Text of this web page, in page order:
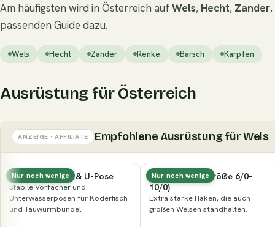
Am häufigsten wird in Österreich aufWels, Hecht, Zander,
passenden Guide dazu.
Wels Hecht Zander Renke Barsch Karpfen
Ausrüstung für Österreich
ANZEIGE · AFFILIATE Empfohlene Ausrüstung für Wels
Nur noch wenige
Wallerhaken (Größe 6/0–
10/0)
Extra starke Haken, die auch
großen Welsen standhalten.
Klopfholz (Clonk)
Das klassische Werkzeug, um
Welse mit dem typischen Klopfen
anzulocken.